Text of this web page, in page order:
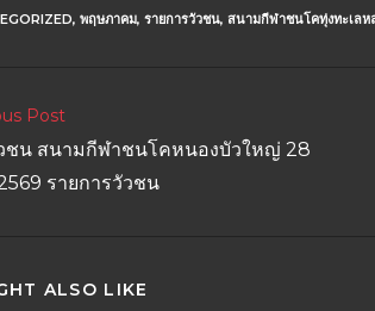
, พฤษภาคม, รายการวัวชน, สนามกีฬาชนโคทุ่งทะเลห
Post
ชน สนามกีฬาชนโคหนองบัวใหญ่ 28
รายการวัวชน
ALSO LIKE